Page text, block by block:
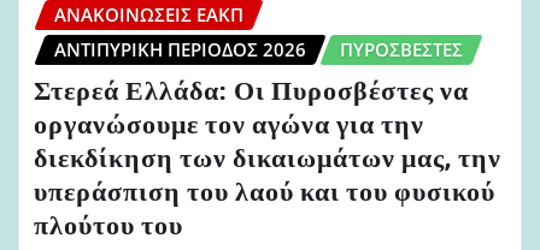
ΑΝΑΚΟΙΝΏΣΕΙΣ ΕΑΚΠ
ΑΝΤΙΠΥΡΙΚΉ ΠΕΡΊΟΔΟΣ 2026
ΠΥΡΟΣΒΈΣΤΕΣ
Στερεά Ελλάδα: Οι Πυροσβέστες να
οργανώσουμε τον αγώνα για την
διεκδίκηση των δικαιωμάτων μας, την
υπεράσπιση του λαού και του φυσικού
πλούτου του